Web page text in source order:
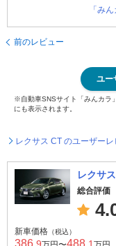
「み
前のレビュー
ユー
※自動車SNSサイト「みんカラ
にも表示されます。
レクサス CT のユーザー
レクサ
総合評価
新車価格 （税込）
386 488